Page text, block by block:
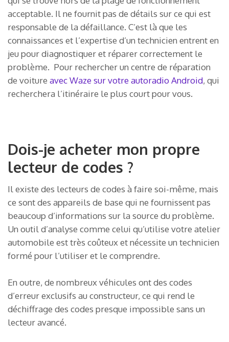
acceptable. Il ne fournit pas de détails sur ce qui est
responsable de la défaillance. C’est là que les
connaissances et l’expertise d’un technicien entrent en
jeu pour diagnostiquer et réparer correctement le
problème. Pour rechercher un centre de réparation
de voiture avec Waze sur votre autoradio Android, qui
recherchera l’itinéraire le plus court pour vous.
Dois-je acheter mon propre
lecteur de codes ?
Il existe des lecteurs de codes à faire soi-même, mais
ce sont des appareils de base qui ne fournissent pas
beaucoup d’informations sur la source du problème.
Un outil d’analyse comme celui qu’utilise votre atelier
automobile est très coûteux et nécessite un technicien
formé pour l’utiliser et le comprendre.
En outre, de nombreux véhicules ont des codes
d’erreur exclusifs au constructeur, ce qui rend le
déchiffrage des codes presque impossible sans un
lecteur avancé.